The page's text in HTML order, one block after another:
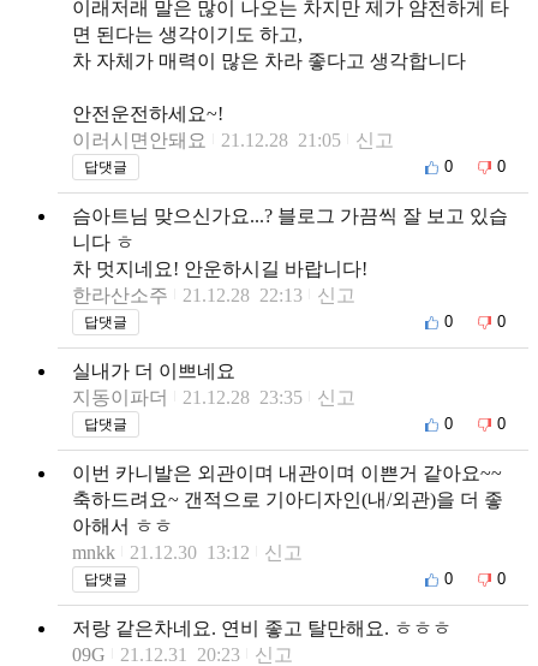
이래저래 말은 많이 나오는 차지만 제가 얌전하게 타
면 된다는 생각이기도 하고,
차 자체가 매력이 많은 차라 좋다고 생각합니다
안전운전하세요~!
이러시면안돼요
21.12.28 21:05 신고
답댓글 0 0
슴아트님 맞으신가요...? 블로그 가끔씩 잘 보고 있습
니다 ㅎ
차 멋지네요! 안운하시길 바랍니다!
한라산소주
21.12.28 22:13 신고
답댓글 0 0
실내가 더 이쁘네요
지동이파더
21.12.28 23:35 신고
답댓글 0 0
이번 카니발은 외관이며 내관이며 이쁜거 같아요~~
축하드려요~ 갠적으로 기아디자인(내/외관)을 더 좋
아해서 ㅎㅎ
mnkk
21.12.30 13:12 신고
답댓글 0 0
저랑 같은차네요. 연비 좋고 탈만해요. ㅎㅎㅎ
09G
21.12.31 20:23 신고